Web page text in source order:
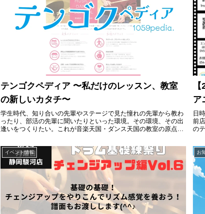
テンゴクペディア 〜私だけのレッスン、教室
の新しいカタチ〜
学生時代、知り合いの先輩やステージで見た憧れの先輩から教わ
ったり、部活の先輩に聞いたりといった環境。その環境、その出
逢いをつくりたい。これが音楽天国・ダンス天国の教室の原点で
ア
日
前
の
イベント情報 お